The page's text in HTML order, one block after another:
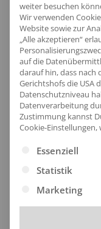
ab41,00€ /Stk.
weiter besuchen
Wir verwenden
Website sowie zur
„Alle akzeptieren“
auf die
darauf hin, dass nach
Gerichtshofs die USA
Datenschutzniveau
Datenverarbeitung
Zustimmung kannst
Cookie-
Es folgt eine
Essenziell
Statistik
Marketing